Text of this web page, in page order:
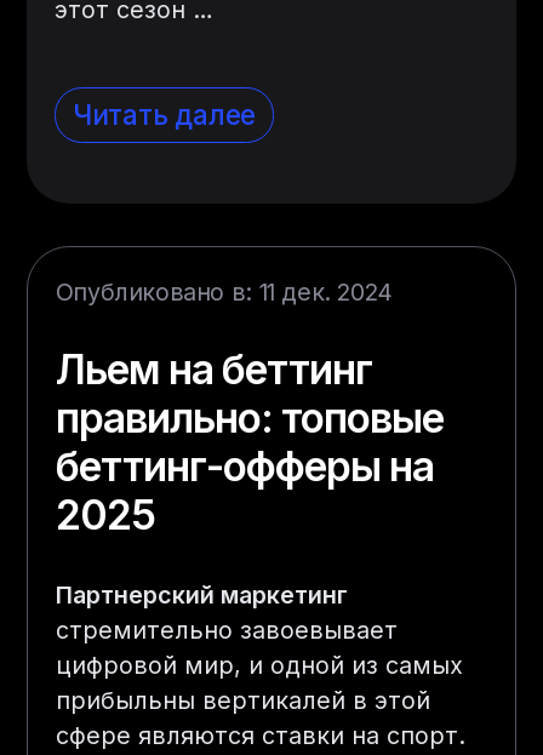
этот сезон …
Читать далее
Опубликовано в: 11 дек. 2024
Льем на беттинг
правильно: топовые
беттинг-офферы на
2025
Партнерский маркетинг
стремительно завоевывает
цифровой мир, и одной из самых
прибыльны вертикалей в этой
сфере являются ставки на спорт.